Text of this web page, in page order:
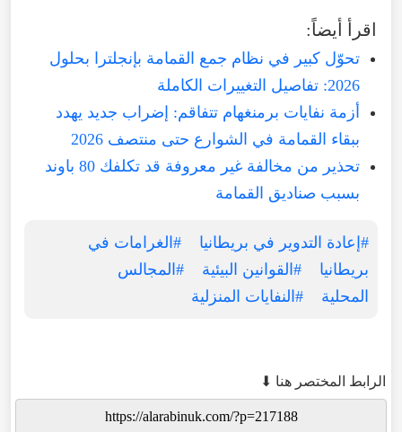
اقرأ أيضاً:
تحوّل كبير في نظام جمع القمامة بإنجلترا بحلول
2026: تفاصيل التغييرات الكاملة
أزمة نفايات برمنغهام تتفاقم: إضراب جديد يهدد
ببقاء القمامة في الشوارع حتى منتصف 2026
تحذير من مخالفة غير معروفة قد تكلفك 80 باوند
بسبب صناديق القمامة
#إعادة التدوير في بريطانيا
#الغرامات في
بريطانيا
#القوانين البيئية
#المجالس
المحلية
#النفايات المنزلية
الرابط المختصر هنا ⬇